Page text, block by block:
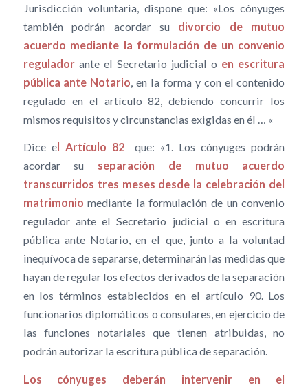
Jurisdicción voluntaria, dispone que: «Los cónyuges
también podrán acordar su divorcio de mutuo
acuerdo mediante la formulación de un convenio
reguladorante el Secretario judicial o en escritura
pública ante Notario , en la forma y con el contenido
regulado en el artículo 82, debiendo concurrir los
mismos requisitos y circunstancias exigidas en él … «
Dice el Artículo 82
que: «1. Los cónyuges podrán
acordar su separación de mutuo acuerdo
transcurridos tres meses desde la celebración del
matrimonio mediante la formulación de un convenio
regulador ante el Secretario judicial o en escritura
pública ante Notario, en el que, junto a la voluntad
inequívoca de separarse, determinarán las medidas que
hayan de regular los efectos derivados de la separación
en los términos establecidos en el artículo 90. Los
funcionarios diplomáticos o consulares, en ejercicio de
las funciones notariales que tienen atribuidas, no
podrán autorizar la escritura pública de separación.
Los cónyuges deberán intervenir en el